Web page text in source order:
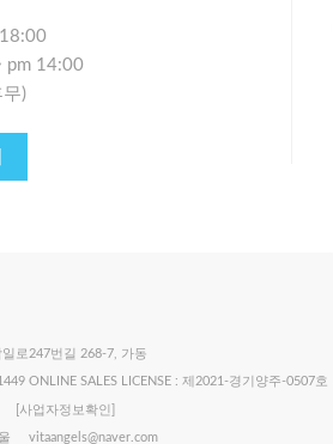
pm 14:00
무)
로247번길 268-7, 가동
ONLINE SALES LICENSE : 제2021-경기양주-0507호
[사업자정보확인]
울 vitaangels@naver.com